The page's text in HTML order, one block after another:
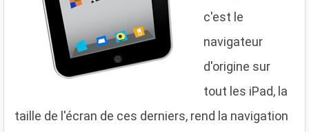
c'est le
navigateur
d'origine sur
tout les iPad, la
taille de l'écran de ces derniers, rend la navigation